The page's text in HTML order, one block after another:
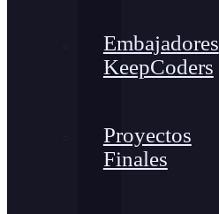
Embajadores
KeepCoders
Proyectos
Finales